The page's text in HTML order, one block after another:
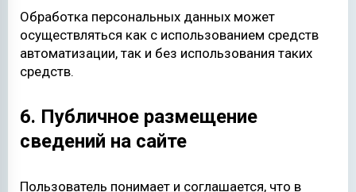
Обработка персональных данных может
осуществляться как с использованием средств
автоматизации, так и без использования таких
средств.
6. Публичное размещение
сведений на сайте
Пользователь понимает и соглашается, что в